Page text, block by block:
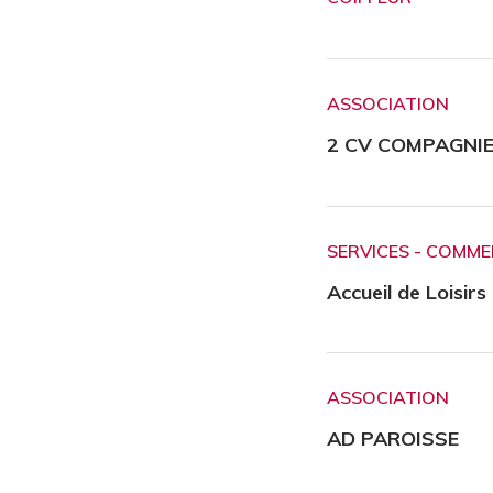
ASSOCIATION
2 CV COMPAGNIE
SERVICES -
Accueil de Loisirs
ASSOCIATION
AD PAROISSE